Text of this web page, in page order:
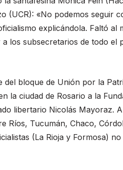
(UCR): «No podemos seguir
explicándola. Faltó al
los subsecretarios de todo el
bloque de Unión por la
la ciudad de Rosario a la
libertario Nicolás Mayoraz.
Ríos, Tucumán, Chaco,
(La Rioja y Formosa)